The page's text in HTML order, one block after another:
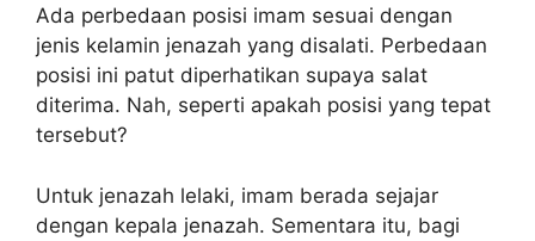
Ada perbedaan posisi imam sesuai dengan
jenis kelamin jenazah yang disalati. Perbedaan
posisi ini patut diperhatikan supaya salat
diterima. Nah, seperti apakah posisi yang tepat
tersebut?
Untuk jenazah lelaki, imam berada sejajar
dengan kepala jenazah. Sementara itu, bagi